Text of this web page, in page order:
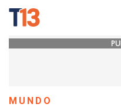
MUNDO